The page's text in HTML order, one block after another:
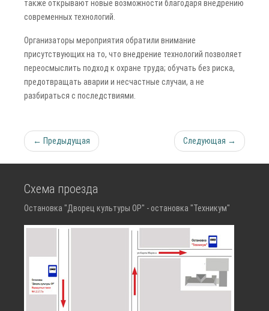
также открывают новые возможности благодаря внедрению
современных технологий.
Организаторы мероприятия обратили внимание
присутствующих на то, что внедрение технологий позволяет
переосмыслить подход к охране труда; обучать без риска,
предотвращать аварии и несчастные случаи, а не
разбираться с последствиями.
← Предыдущая Следующая →
Схема проезда
Остановка "Дворец культуры ОР" - остановка "Техникум"